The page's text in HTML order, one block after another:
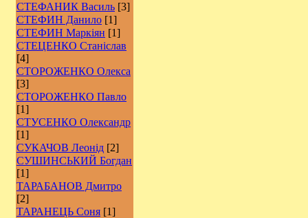
СТЕФАНИК Василь [3]
СТЕФИН Данило [1]
СТЕФИН Маркіян [1]
СТЕЦЕНКО Станіслав
[4]
СТОРОЖЕНКО Олекса
[3]
СТОРОЖЕНКО Павло
[1]
СТУСЕНКО Олександр
[1]
СУКАЧОВ Леонід [2]
СУШИНСЬКИЙ Богдан
[1]
ТАРАБАНОВ Дмитро
[2]
ТАРАНЕЦЬ Соня [1]